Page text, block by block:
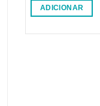
ADICIONAR